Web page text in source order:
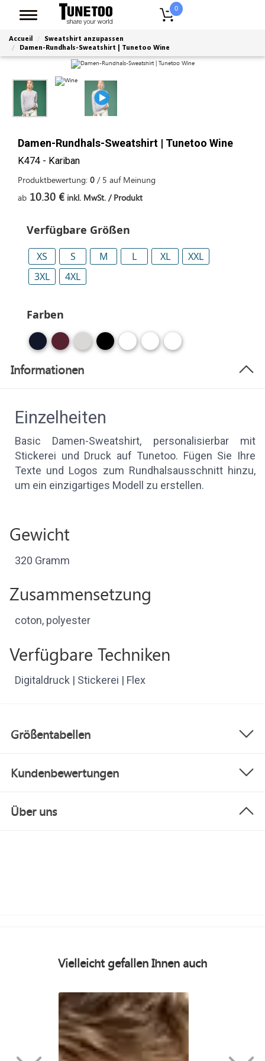
0
Accueil
Sweatshirt anzupassen
Damen-Rundhals-Sweatshirt | Tunetoo Wine
Damen-Rundhals-Sweatshirt | Tunetoo Wine
K474 - Kariban
Produktbewertung: 0 / 5 auf Meinung
ab 10.30 € inkl. MwSt. / Produkt
Verfügbare Größen
XS S M L XL
XXL
3XL
4XL
Farben
Informationen
Einzelheiten
Basic Damen-Sweatshirt, personalisierbar mit
Stickerei und Druck auf Tunetoo. Fügen Sie Ihre
Texte und Logos zum Rundhalsausschnitt hinzu,
um ein einzigartiges Modell zu erstellen.
Gewicht
320 Gramm
Zusammensetzung
coton, polyester
Verfügbare Techniken
Digitaldruck | Stickerei | Flex
Größentabellen
Kundenbewertungen
Über uns
Vielleicht gefallen Ihnen auch